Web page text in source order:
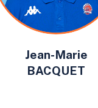
Jean-Marie
BACQUET